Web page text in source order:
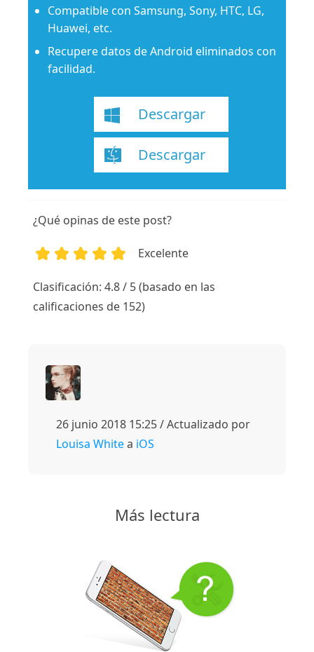
Compatible con Samsung, Sony, HTC, LG,
Huawei, etc.
Recupere datos de Android eliminados con
facilidad.
Descargar
Descargar
¿Qué opinas de este post?
Excelente
Clasificación: 4.8 / 5 (basado en las
calificaciones de 152)
26 junio 2018 15:25 / Actualizado por
Louisa Whitea iOS
Más lectura